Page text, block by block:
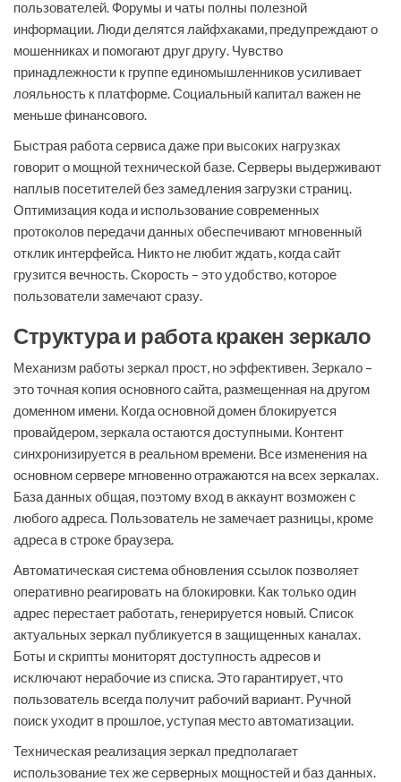
пользователей. Форумы и чаты полны полезной
информации. Люди делятся лайфхаками, предупреждают о
мошенниках и помогают друг другу. Чувство
принадлежности к группе единомышленников усиливает
лояльность к платформе. Социальный капитал важен не
меньше финансового.
Быстрая работа сервиса даже при высоких нагрузках
говорит о мощной технической базе. Серверы выдерживают
наплыв посетителей без замедления загрузки страниц.
Оптимизация кода и использование современных
протоколов передачи данных обеспечивают мгновенный
отклик интерфейса. Никто не любит ждать, когда сайт
грузится вечность. Скорость – это удобство, которое
пользователи замечают сразу.
Структура и работа кракен зеркало
Механизм работы зеркал прост, но эффективен. Зеркало –
это точная копия основного сайта, размещенная на другом
доменном имени. Когда основной домен блокируется
провайдером, зеркала остаются доступными. Контент
синхронизируется в реальном времени. Все изменения на
основном сервере мгновенно отражаются на всех зеркалах.
База данных общая, поэтому вход в аккаунт возможен с
любого адреса. Пользователь не замечает разницы, кроме
адреса в строке браузера.
Автоматическая система обновления ссылок позволяет
оперативно реагировать на блокировки. Как только один
адрес перестает работать, генерируется новый. Список
актуальных зеркал публикуется в защищенных каналах.
Боты и скрипты мониторят доступность адресов и
исключают нерабочие из списка. Это гарантирует, что
пользователь всегда получит рабочий вариант. Ручной
поиск уходит в прошлое, уступая место автоматизации.
Техническая реализация зеркал предполагает
использование тех же серверных мощностей и баз данных.